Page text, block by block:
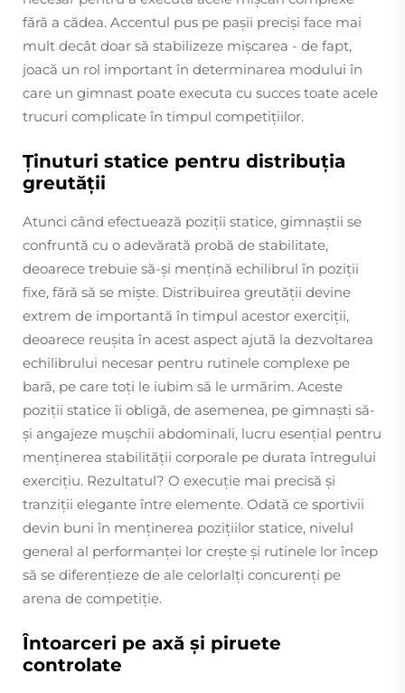
fără a cădea. Accentul pus pe pașii preciși face mai
mult decât doar să stabilizeze mișcarea - de fapt,
joacă un rol important în determinarea modului în
care un gimnast poate executa cu succes toate acele
trucuri complicate în timpul competițiilor.
Ținuturi statice pentru distribuția
greutății
Atunci când efectuează poziții statice, gimnaștii se
confruntă cu o adevărată probă de stabilitate,
deoarece trebuie să-și mențină echilibrul în poziții
fixe, fără să se miște. Distribuirea greutății devine
extrem de importantă în timpul acestor exerciții,
deoarece reușita în acest aspect ajută la dezvoltarea
echilibrului necesar pentru rutinele complexe pe
bară, pe care toți le iubim să le urmărim. Aceste
poziții statice îi obligă, de asemenea, pe gimnaști să-
și angajeze mușchii abdominali, lucru esențial pentru
menținerea stabilității corporale pe durata întregului
exercițiu. Rezultatul? O execuție mai precisă și
tranziții elegante între elemente. Odată ce sportivii
devin buni în menținerea pozițiilor statice, nivelul
general al performanței lor crește și rutinele lor încep
să se diferențieze de ale celorlalți concurenți pe
arena de competiție.
Întoarceri pe axă și piruete
controlate